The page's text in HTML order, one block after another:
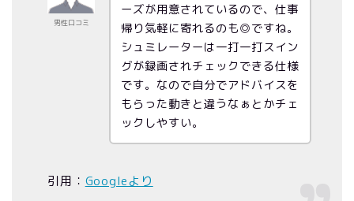
男性口コミ
ーズが用意されているので、仕事
帰り気軽に寄れるのも◎ですね。
シュミレーターは一打一打スイン
グが録画されチェックできる仕様
です。なので自分でアドバイスを
もらった動きと違うなぁとかチェ
ックしやすい。
引用： Googleより